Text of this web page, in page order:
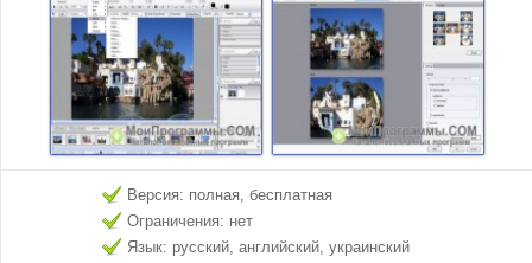
Версия: полная, бесплатная
Ограничения: нет
Язык: русский, английский, украинский